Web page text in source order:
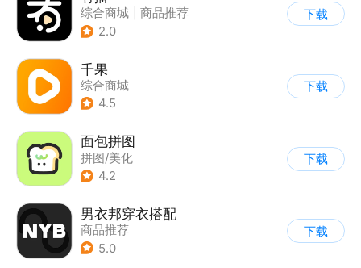
综合商城
商品推荐
2.0
下载
千果
综合商城
4.5
下载
面包拼图
拼图/美化
4.2
下载
男衣邦穿衣搭配
商品推荐
5.0
下载